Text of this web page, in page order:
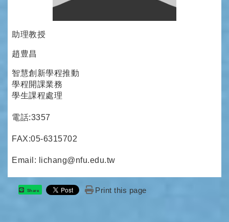
助理教授
趙豊昌
智慧創新學程推動
學程開課業務
學生課程處理
電話:3357
FAX:05-6315702
Email: lichang@nfu.edu.tw
Share Print this page